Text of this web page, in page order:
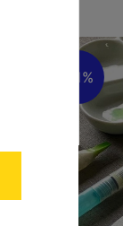
11%